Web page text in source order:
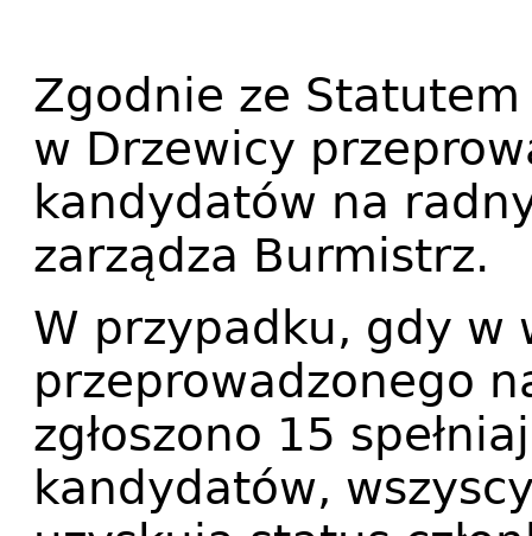
Zgodnie ze
w Drzewicy
kandydatów na
zarządza Burmistrz.
W przypadku, gdy w
przeprowadzonego
zgłoszono 15
kandydatów,